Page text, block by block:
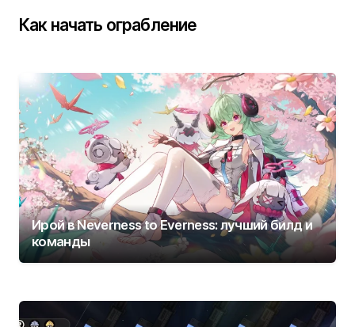
Как начать ограбление
Ирой в Neverness to Everness: лучший билд и
команды